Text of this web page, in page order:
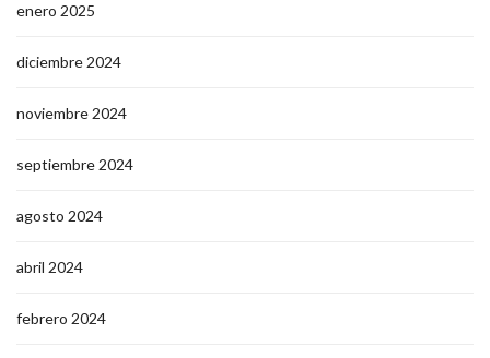
enero 2025
diciembre 2024
noviembre 2024
septiembre 2024
agosto 2024
abril 2024
febrero 2024